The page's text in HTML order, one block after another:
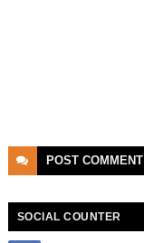
POST COMMENT
SOCIAL COUNTER